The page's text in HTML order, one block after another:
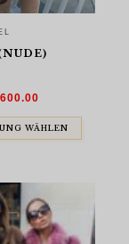
600.00Preis
$600.00.
WÄHLEN